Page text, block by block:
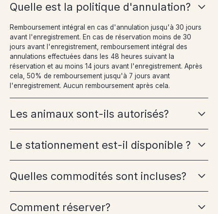
Quelle est la politique d'annulation?
Remboursement intégral en cas d'annulation jusqu'à 30 jours
avant l'enregistrement. En cas de réservation moins de 30
jours avant l'enregistrement, remboursement intégral des
annulations effectuées dans les 48 heures suivant la
réservation et au moins 14 jours avant l'enregistrement. Après
cela, 50% de remboursement jusqu'à 7 jours avant
l'enregistrement. Aucun remboursement après cela.
Les animaux sont-ils autorisés?
Le stationnement est-il disponible ?
Quelles commodités sont incluses?
Comment réserver?